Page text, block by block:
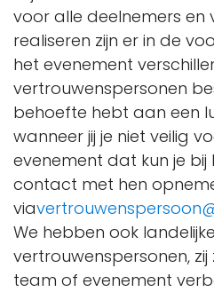
voor alle deelnemers en
realiseren zijn er in de
het evenement
vertrouwenspersonen
behoefte hebt aan een
wanneer jij je niet veilig
evenement dat kun je bij
contact met hen
via
We hebben ook landelijke
vertrouwenspersonen, zij
team of evenement